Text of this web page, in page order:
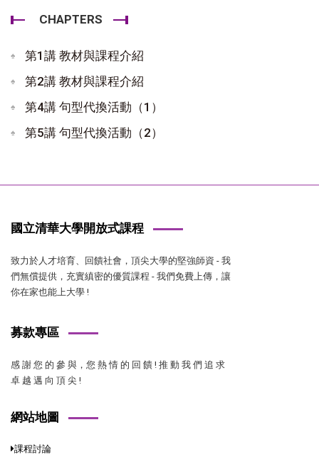
CHAPTERS
第1講 教材與課程介紹
第2講 教材與課程介紹
第4講 句型代換活動（1）
第5講 句型代換活動（2）
國立清華大學開放式課程
致力於人才培育、回饋社會，頂尖大學的堅強師資 - 我
們無償提供，充實縝密的優質課程 - 我們免費上傳，讓
你在家也能上大學 !
募款專區
感 謝 您 的 參 與，您 熱 情 的 回 饋 ! 推 動 我 們 追 求
卓 越 邁 向 頂 尖 !
網站地圖
課程討論